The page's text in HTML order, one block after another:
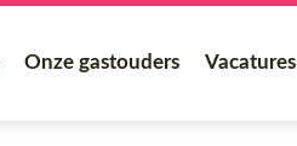
Onze gastouders Vacatures